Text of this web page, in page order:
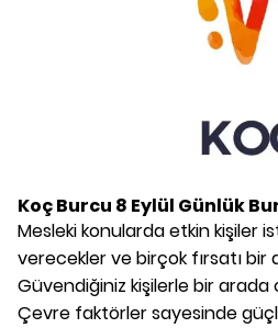
Koç Burcu 8 Eylül Günlük
Mesleki konularda etkin kişiler
verecekler ve birçok fırsatı bir
Güvendiğiniz kişilerle bir arada
Çevre faktörler sayesinde